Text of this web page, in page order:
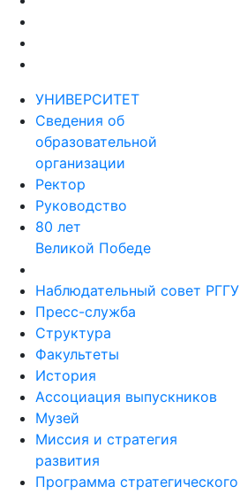
УНИВЕРСИТЕТ
Сведения об
образовательной
организации
Ректор
Руководство
80 лет
Великой Победе
Наблюдательный совет РГГУ
Пресс-служба
Структура
Факультеты
История
Ассоциация выпускников
Музей
Миссия и стратегия
развития
Программа стратегического